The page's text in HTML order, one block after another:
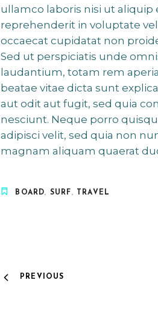
ullamco laboris nisi ut aliquip
reprehenderit in voluptate
occaecat cupidatat non
Sed ut perspiciatis unde
laudantium, totam rem
beatae vitae dicta sunt
aut odit aut fugit, sed quia
nesciunt. Neque porro
adipisci velit, sed quia non
magnam aliquam quaerat
BOARD, SURF , TRAVEL
PREVIOUS